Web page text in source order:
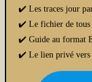
✔️ Les traces jour
✔️ Le fichier de tous
✔️ Guide au format
✔️ Le lien privé vers